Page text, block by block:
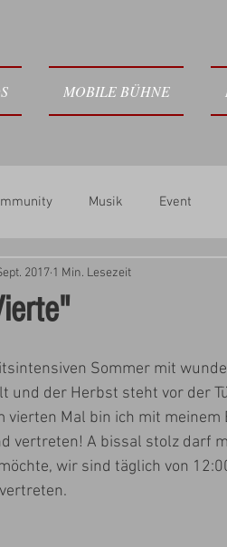
MOBILE BÜHNE
Musik Event
2017 1 Min. Lesezeit
Sommer mit
und der Herbst steht vor der
vierten Mal bin ich mit
vertreten! A bissal stolz darf
wir sind täglich von